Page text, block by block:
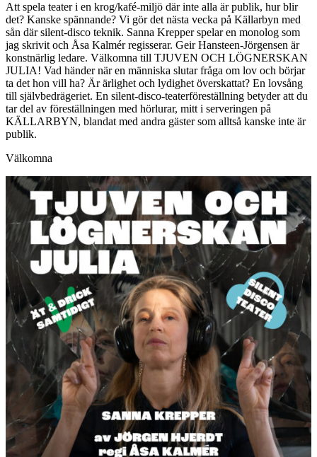
Att spela teater i en krog/kafé-miljö där inte alla är publik, hur blir
det? Kanske spännande? Vi gör det nästa vecka på Källarbyn med
sån där silent-disco teknik. Sanna Krepper spelar en monolog som
jag skrivit och Åsa Kalmér regisserar. Geir Hansteen-Jörgensen är
konstnärlig ledare. Välkomna till TJUVEN OCH LÖGNERSKAN
JULIA! Vad händer när en människa slutar fråga om lov och börjar
ta det hon vill ha? Är ärlighet och lydighet överskattat? En lovsång
till självbedrägeriet. En silent-disco-teaterföreställning betyder att du
tar del av föreställningen med hörlurar, mitt i serveringen på
KÄLLARBYN, blandat med andra gäster som alltså kanske inte är
publik.
Välkomna